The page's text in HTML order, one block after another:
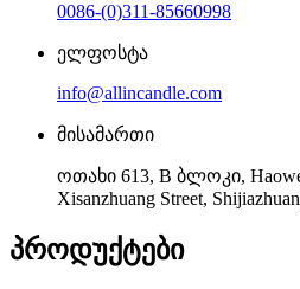
0086-(0)311-85660998
ელფოსტა
info@allincandle.com
მისამართი
ოთახი 613, B ბლოკი,
Xisanzhuang Street,
პროდუქტები